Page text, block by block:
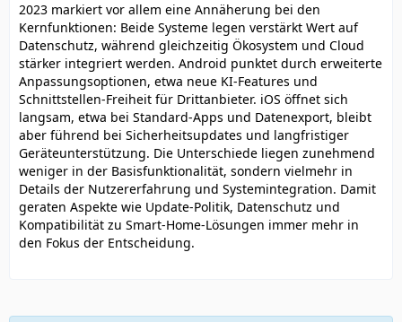
2023 markiert vor allem eine Annäherung bei den
Kernfunktionen: Beide Systeme legen verstärkt Wert auf
Datenschutz, während gleichzeitig Ökosystem und Cloud
stärker integriert werden. Android punktet durch erweiterte
Anpassungsoptionen, etwa neue KI-Features und
Schnittstellen-Freiheit für Drittanbieter. iOS öffnet sich
langsam, etwa bei Standard-Apps und Datenexport, bleibt
aber führend bei Sicherheitsupdates und langfristiger
Geräteunterstützung. Die Unterschiede liegen zunehmend
weniger in der Basisfunktionalität, sondern vielmehr in
Details der Nutzererfahrung und Systemintegration. Damit
geraten Aspekte wie Update-Politik, Datenschutz und
Kompatibilität zu Smart-Home-Lösungen immer mehr in
den Fokus der Entscheidung.